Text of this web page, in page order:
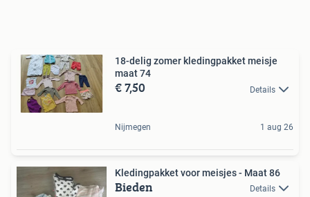
18-delig zomer kledingpakket meisje
maat 74
€ 7,50 Details
Nijmegen 1 aug 26
Kledingpakket voor meisjes - Maat 86
Bieden Details